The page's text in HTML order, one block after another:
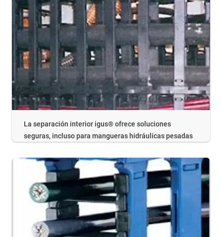
La separación interior igus® ofrece soluciones
seguras, incluso para mangueras hidráulicas pesadas